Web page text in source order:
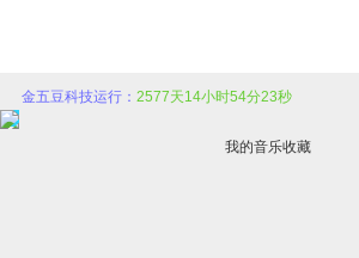
金五豆科技运行： 2577天14小时54分23秒
我的音乐收藏